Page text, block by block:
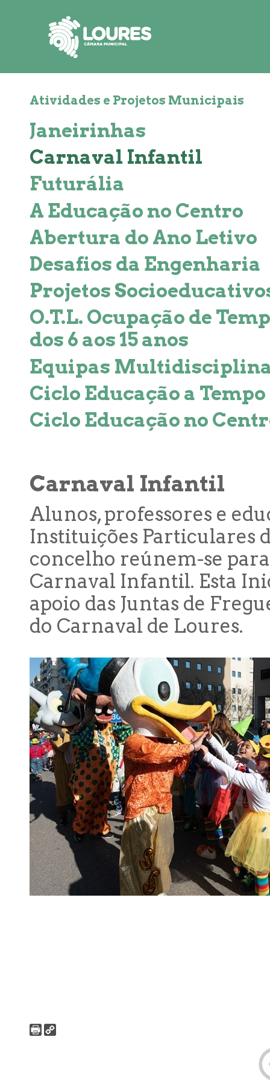
Atividades e Projetos Municipais
Janeirinhas
Carnaval Infantil
Futurália
A Educação no Centro
Abertura do Ano Letivo
Desafios da Engenharia
Projetos
O.T.L. Ocupação de
dos 6 aos 15 anos
Equipas
Ciclo Educação a Tempo
Ciclo Educação no
Carnaval Infantil
Alunos, professores e
Instituições Particulares
concelho reúnem-se
Carnaval Infantil. Esta
apoio das Juntas de
do Carnaval de Loures.